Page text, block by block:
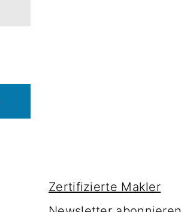
Zertifizierte Makler